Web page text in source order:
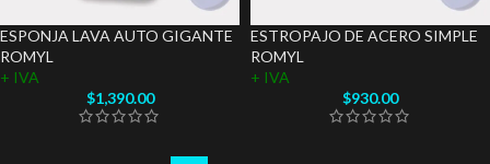
ESPONJA LAVA AUTO GIGANTE
ROMYL
+ IVA
$1,390.00
ESTROPAJO DE ACERO SIMPLE
ROMYL
+ IVA
$930.00